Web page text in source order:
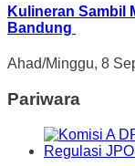
Kulineran Sambil
Bandung
Ahad/Minggu, 8
Pariwara